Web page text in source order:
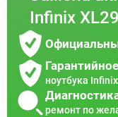
Infinix
ноутбука
ремонт по